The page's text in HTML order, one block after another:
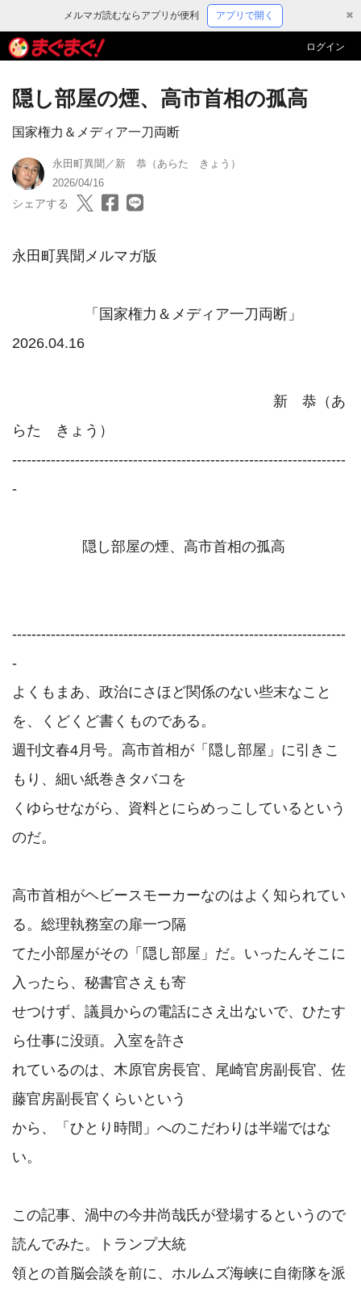
メルマガ読むならアプリが便利 アプリで開く ✖
ログイン
隠し部屋の煙、高市首相の孤高
国家権力＆メディア一刀両断
永田町異聞／新 恭（あらた きょう）
2026/04/16
シェアする
永田町異聞メルマガ版
「国家権力＆メディア一刀両断」
2026.04.16
新　恭（あ
らた　きょう）
---------------------------------------------------------------------
-
---------------------------------------------------------------------
-
よくもまあ、政治にさほど関係のない些末なこと
を、くどくど書くものである。
週刊文春4月号。高市首相が「隠し部屋」に引きこ
もり、細い紙巻きタバコを
くゆらせながら、資料とにらめっこしているという
のだ。
高市首相がヘビースモーカーなのはよく知られてい
る。総理執務室の扉一つ隔
てた小部屋がその「隠し部屋」だ。いったんそこに
入ったら、秘書官さえも寄
せつけず、議員からの電話にさえ出ないで、ひたす
ら仕事に没頭。入室を許さ
れているのは、木原官房長官、尾崎官房副長官、佐
藤官房副長官くらいという
から、「ひとり時間」へのこだわりは半端ではな
い。
この記事、渦中の今井尚哉氏が登場するというので
読んでみた。トランプ大統
領との首脳会談を前に、ホルムズ海峡に自衛隊を派